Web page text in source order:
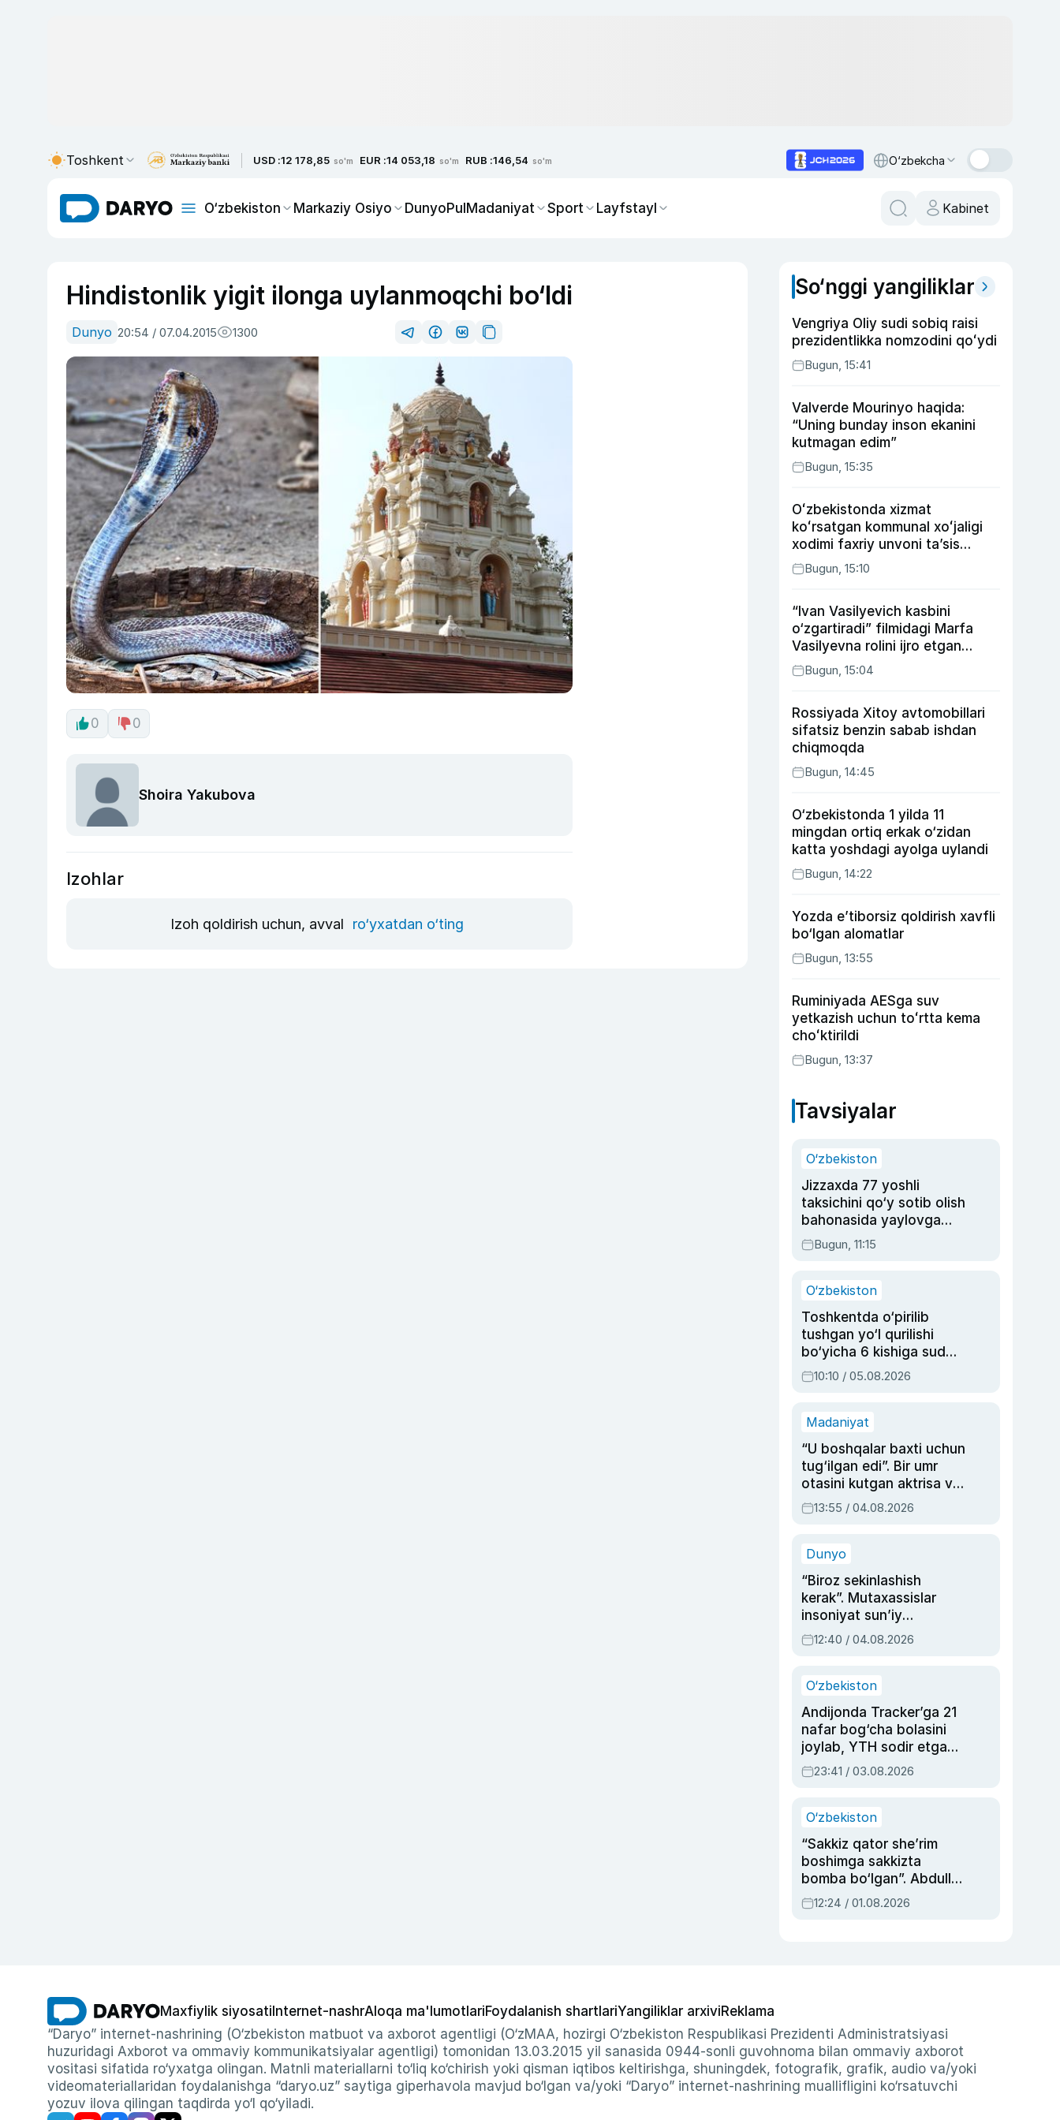
Toshkent USD :12 178,85 so'm EUR :14 053,18 so'm RUB :146,54 so'm O‘zbekcha
O‘zbekiston Markaziy Osiyo DunyoPulMadaniyat Sport Layfstayl Kabinet
Hindistonlik yigit ilonga uylanmoqchi bo‘ldi
Dunyo 20:54 / 07.04.2015 1300
0 0
Shoira Yakubova
Izohlar
Izoh qoldirish uchun, avval ro‘yxatdan o‘ting
So‘nggi yangiliklar
Vengriya Oliy sudi sobiq raisi
prezidentlikka nomzodini qoʻydi
Bugun, 15:41
Valverde Mourinyo haqida:
“Uning bunday inson ekanini
kutmagan edim”
Bugun, 15:35
Oʻzbekistonda xizmat
koʻrsatgan kommunal xoʻjaligi
xodimi faxriy unvoni taʼsis
etilishi mumkin
Bugun, 15:10
“Ivan Vasilyevich kasbini
o‘zgartiradi” filmidagi Marfa
Vasilyevna rolini ijro etgan
aktrisaning taqdiri qanday
kechdi?
Bugun, 15:04
Rossiyada Xitoy avtomobillari
sifatsiz benzin sabab ishdan
chiqmoqda
Bugun, 14:45
O‘zbekistonda 1 yilda 11
mingdan ortiq erkak o‘zidan
katta yoshdagi ayolga uylandi
Bugun, 14:22
Yozda e’tiborsiz qoldirish xavfli
bo‘lgan alomatlar
Bugun, 13:55
Ruminiyada AESga suv
yetkazish uchun toʻrtta kema
choʻktirildi
Bugun, 13:37
Tavsiyalar
O‘zbekiston
Jizzaxda 77 yoshli
taksichini qo‘y sotib olish
bahonasida yaylovga
olib borib o‘ldirgan yigit
20 yilga qamaldi
Bugun, 11:15
O‘zbekiston
Toshkentda o‘pirilib
tushgan yo‘l qurilishi
bo‘yicha 6 kishiga sud
hukmi o‘qildi
10:10 / 05.08.2026
Madaniyat
“U boshqalar baxti uchun
tug‘ilgan edi”. Bir umr
otasini kutgan aktrisa va
dublyaj ustasi Rimma
Ahmedovaning
13:55 / 04.08.2026
Dunyo
“Biroz sekinlashish
kerak”. Mutaxassislar
insoniyat sun’iy
intellektni boshqara
olmay qolishidan xavotir
12:40 / 04.08.2026
O‘zbekiston
Andijonda Tracker’ga 21
nafar bog‘cha bolasini
joylab, YTH sodir etgan
ayolga sud hukmi o‘qildi
23:41 / 03.08.2026
O‘zbekiston
“Sakkiz qator she’rim
boshimga sakkizta
bomba bo‘lgan”. Abdulla
Oripovni siyosiy
ayblovlardan asrab
12:24 / 01.08.2026
Maxfiylik siyosati Internet-nashrAloqa ma'lumotlariFoydalanish shartlariYangiliklar arxiviReklama
“Daryo” internet-nashrining (O‘zbekiston matbuot va axborot agentligi (O‘zMAA, hozirgi O‘zbekiston Respublikasi Prezidenti Administratsiyasi
huzuridagi Axborot va ommaviy kommunikatsiyalar agentligi) tomonidan 13.03.2015 yil sanasida 0944-sonli guvohnoma bilan ommaviy axborot
vositasi sifatida ro‘yxatga olingan. Matnli materiallarni to‘liq ko‘chirish yoki qisman iqtibos keltirishga, shuningdek, fotografik, grafik, audio va/yoki
videomateriallaridan foydalanishga “daryo.uz” saytiga giperhavola mavjud bo‘lgan va/yoki “Daryo” internet-nashrining muallifligini ko‘rsatuvchi
yozuv ilova qilingan taqdirda yo‘l qo‘yiladi.